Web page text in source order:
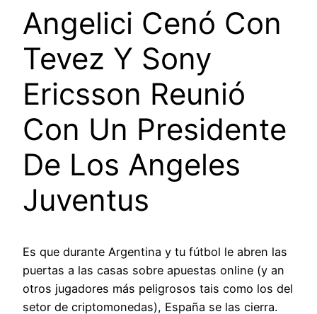
Angelici Cenó Con
Tevez Y Sony
Ericsson Reunió
Con Un Presidente
De Los Angeles
Juventus
Es que durante Argentina y tu fútbol le abren las
puertas a las casas sobre apuestas online (y an
otros jugadores más peligrosos tais como los del
setor de criptomonedas), España se las cierra.